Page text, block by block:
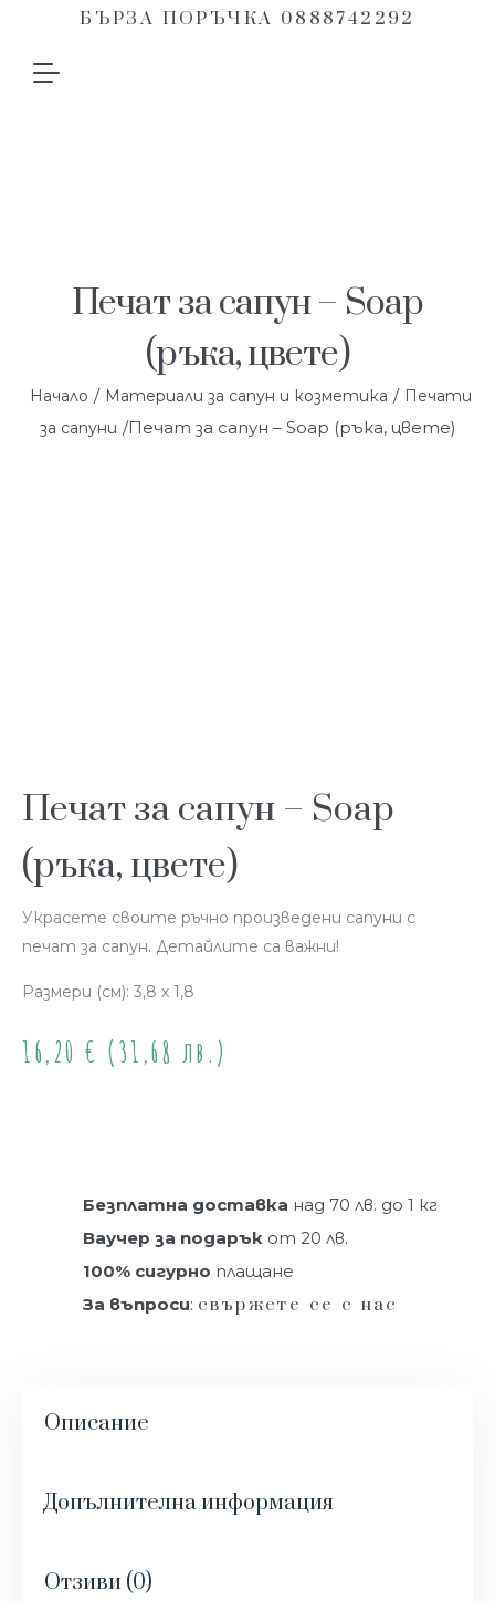
БЪРЗА ПОРЪЧКА 0888742292
Печат за сапун – Soap
(ръка, цвете)
Начало / Материали за сапун и козметика / Печати
за сапуни /Печат за сапун – Soap (ръка, цвете)
Печат за сапун – Soap
(ръка, цвете)
Украсете своите ръчно произведени сапуни с
печат за сапун. Детайлите са важни!
Размери (см): 3,8 х 1,8
16,20 € (31,68 лв.)
Безплатна доставка над 70 лв. до 1 кг
Ваучер за подарък от 20 лв.
100% сигурно плащане
За въпроси: свържете се с нас
Описание
Допълнителна информация
Отзиви (0)